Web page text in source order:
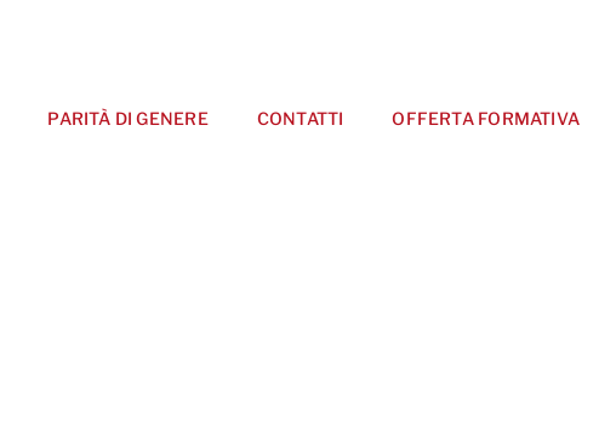
PARITÀ DI GENERE CONTATTI OFFERTA FORMATIVA